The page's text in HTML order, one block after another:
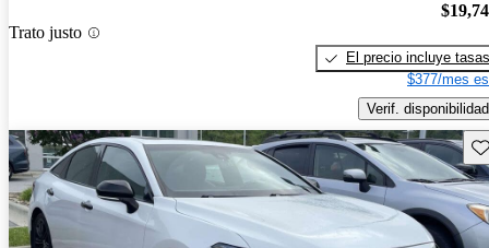
Trato justo
El precio incluye tasas
$377/mes
Verif. disponibilidad